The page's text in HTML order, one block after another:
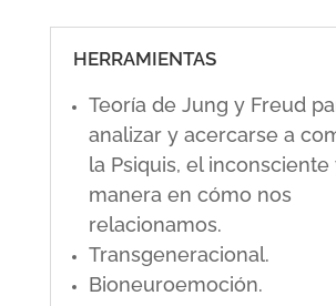
HERRAMIENTAS
Teoría de Jung y Freud
analizar y acercarse a
la Psiquis, el inconsciente
manera en cómo nos
relacionamos.
Transgeneracional.
Bioneuroemoción.